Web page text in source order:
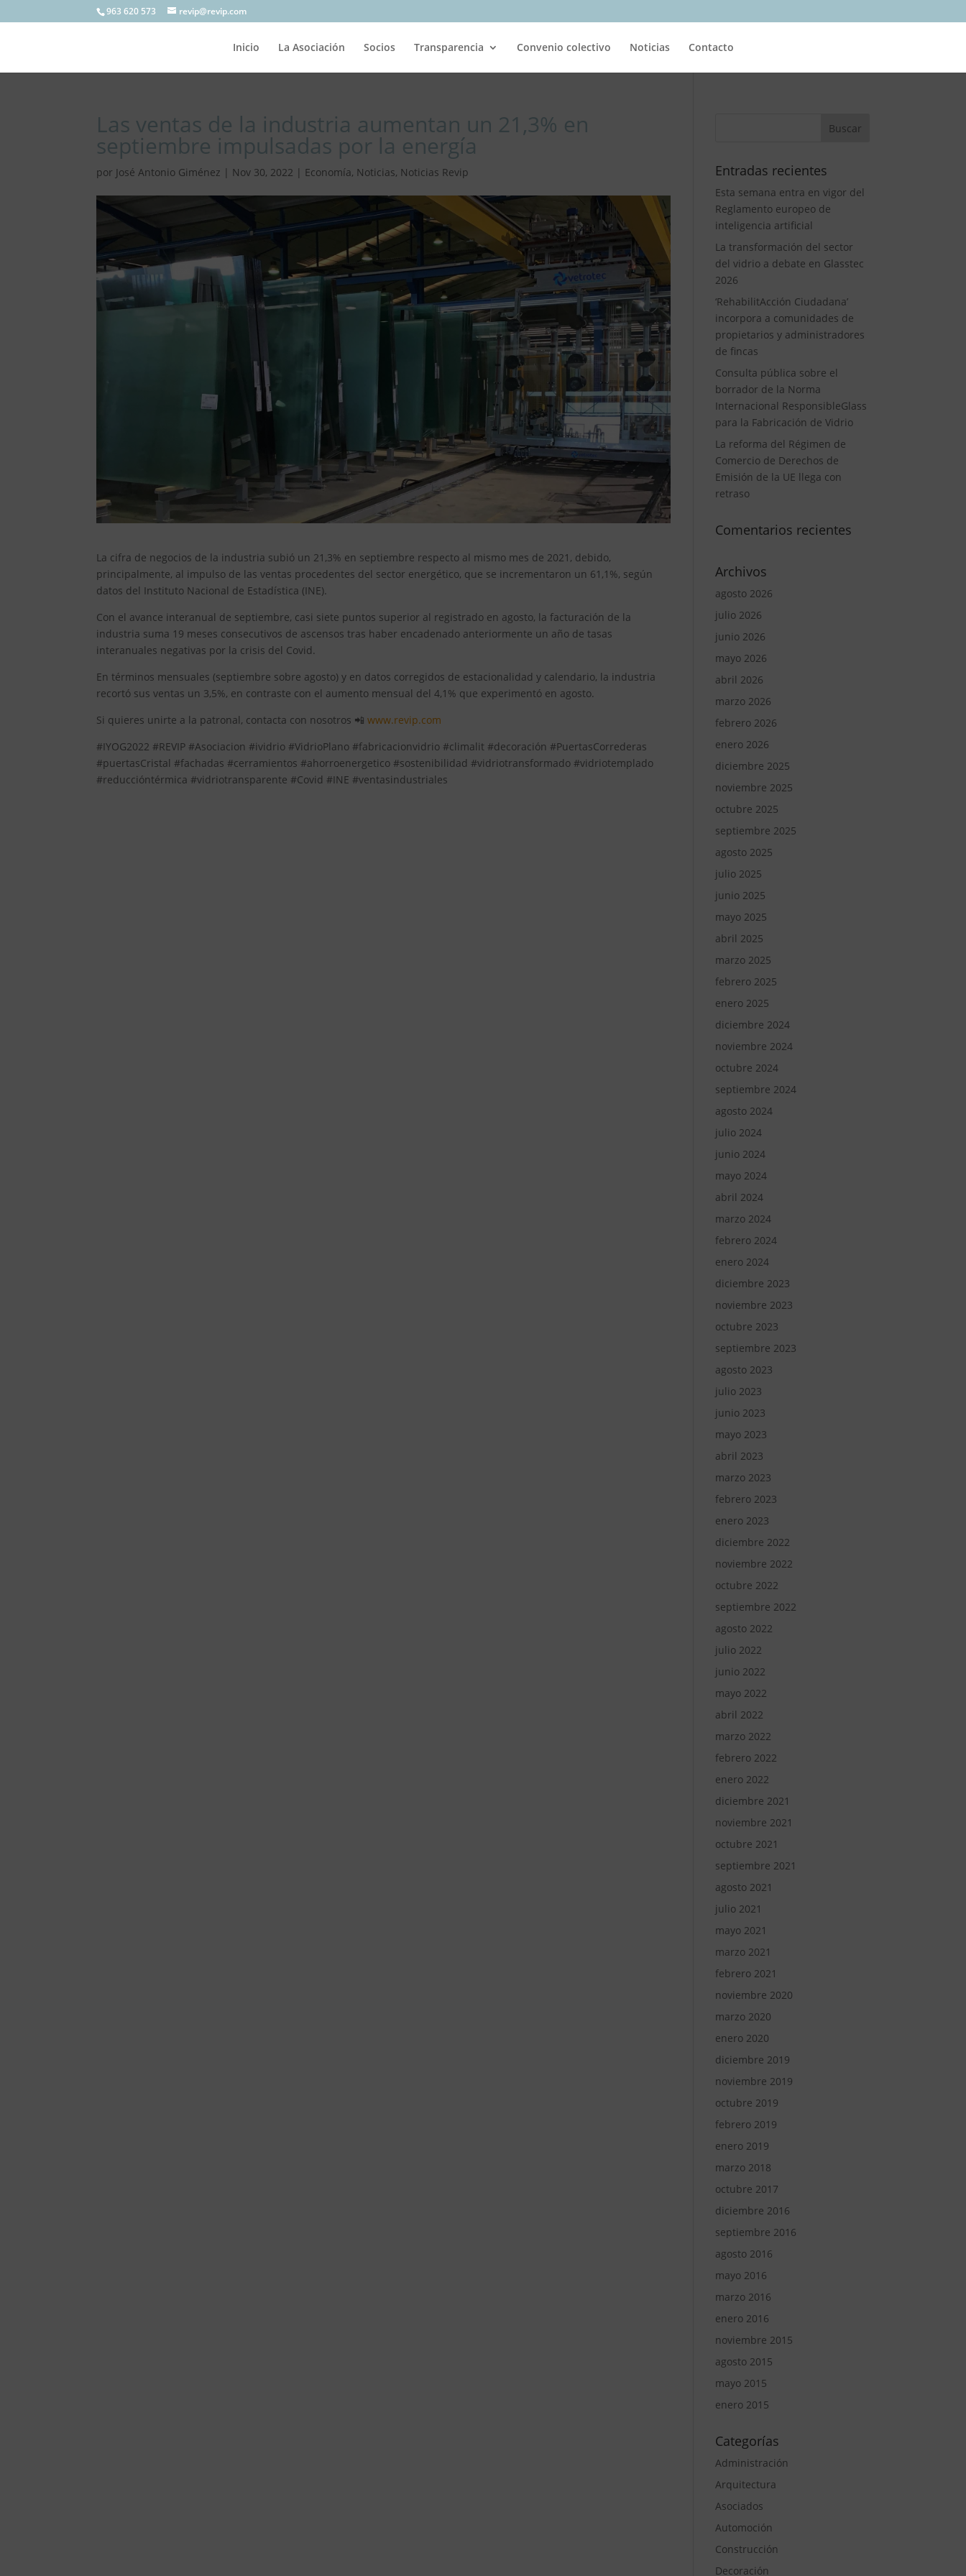
963 620 573 revip@revip.com
Inicio La Asociación Socios Transparencia Convenio colectivo Noticias Contacto
Las ventas de la industria aumentan un 21,3% en
septiembre impulsadas por la energía
por José Antonio Giménez | Nov 30, 2022 | Economía, Noticias, Noticias Revip
La cifra de negocios de la industria subió un 21,3% en septiembre respecto al mismo mes de 2021, debido,
principalmente, al impulso de las ventas procedentes del sector energético, que se incrementaron un 61,1%, según
datos del Instituto Nacional de Estadística (INE).
Con el avance interanual de septiembre, casi siete puntos superior al registrado en agosto, la facturación de la
industria suma 19 meses consecutivos de ascensos tras haber encadenado anteriormente un año de tasas
interanuales negativas por la crisis del Covid.
En términos mensuales (septiembre sobre agosto) y en datos corregidos de estacionalidad y calendario, la industria
recortó sus ventas un 3,5%, en contraste con el aumento mensual del 4,1% que experimentó en agosto.
Si quieres unirte a la patronal, contacta con nosotros 📲www.revip.com
#IYOG2022 #REVIP #Asociacion #ividrio #VidrioPlano #fabricacionvidrio #climalit #decoración #PuertasCorrederas
#puertasCristal #fachadas #cerramientos #ahorroenergetico #sostenibilidad #vidriotransformado #vidriotemplado
#reduccióntérmica #vidriotransparente #Covid #INE #ventasindustriales
Entradas recientes
Esta semana entra en vigor del
Reglamento europeo de
inteligencia artificial
La transformación del sector
del vidrio a debate en Glasstec
2026
‘RehabilitAcción Ciudadana’
incorpora a comunidades de
propietarios y administradores
de fincas
Consulta pública sobre el
borrador de la Norma
Internacional ResponsibleGlass
para la Fabricación de Vidrio
La reforma del Régimen de
Comercio de Derechos de
Emisión de la UE llega con
retraso
Comentarios recientes
Archivos
agosto 2026
julio 2026
junio 2026
mayo 2026
abril 2026
marzo 2026
febrero 2026
enero 2026
diciembre 2025
noviembre 2025
octubre 2025
septiembre 2025
agosto 2025
julio 2025
junio 2025
mayo 2025
abril 2025
marzo 2025
febrero 2025
enero 2025
diciembre 2024
noviembre 2024
octubre 2024
septiembre 2024
agosto 2024
julio 2024
junio 2024
mayo 2024
abril 2024
marzo 2024
febrero 2024
enero 2024
diciembre 2023
noviembre 2023
octubre 2023
septiembre 2023
agosto 2023
julio 2023
junio 2023
mayo 2023
abril 2023
marzo 2023
febrero 2023
enero 2023
diciembre 2022
noviembre 2022
octubre 2022
septiembre 2022
agosto 2022
julio 2022
junio 2022
mayo 2022
abril 2022
marzo 2022
febrero 2022
enero 2022
diciembre 2021
noviembre 2021
octubre 2021
septiembre 2021
agosto 2021
julio 2021
mayo 2021
marzo 2021
febrero 2021
noviembre 2020
marzo 2020
enero 2020
diciembre 2019
noviembre 2019
octubre 2019
febrero 2019
enero 2019
marzo 2018
octubre 2017
diciembre 2016
septiembre 2016
agosto 2016
mayo 2016
marzo 2016
enero 2016
noviembre 2015
agosto 2015
mayo 2015
enero 2015
Categorías
Administración
Arquitectura
Asociados
Automoción
Construcción
Decoración